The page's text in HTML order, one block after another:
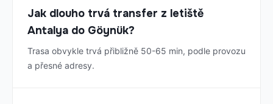
Jak dlouho trvá transfer z letiště
Antalya do Göynük?
Trasa obvykle trvá přibližně 50-65 min, podle provozu
a přesné adresy.